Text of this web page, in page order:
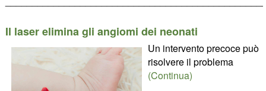
Il laser elimina gli angiomi dei neonati
Un intervento precoce può
risolvere il problema
(Continua)